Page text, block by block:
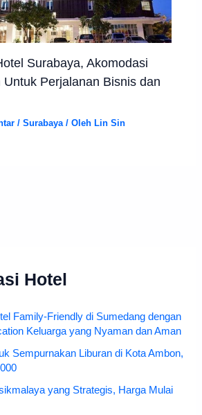
Surabaya, Akomodasi
Untuk Perjalanan Bisnis dan
/Surabaya/ Oleh Lin Sin
Hotel
Family-Friendly di Sumedang dengan
Keluarga yang Nyaman dan Aman
Sempurnakan Liburan di Kota Ambon,
yang Strategis, Harga Mulai